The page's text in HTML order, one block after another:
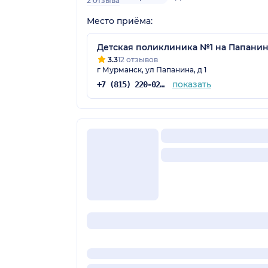
Место приёма:
Детская поликлиника №1 на
3.312 отзывов
г Мурманск, ул Папанина, д 1
+7 (815) 220-02-44 показать